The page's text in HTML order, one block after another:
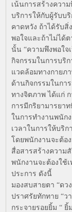
เน้นการสร้างควา
บริการให้กับผู้รับบ
คาดหวัง ถ้าได้รับสิ่
พอใจและถ้าไม่ได้
นั้น “ความพึงพอใจ
กิจกรรมในการบริ
แวดล้อมทางกายภ
ด้านกิจกรรมในกา
ทางจิตภาพ ได้แก่
การมีกริยามารยา
ในการทำงานพนัก
เวลาในการให้บริ
โดยพนักงานจะต้อ
สื่อสารสร้างความ
พนักงานจะต้องใช้
ประการ ดังนี้
มองสบสายตา “ดว
ปราศรัยทักทาย “ว
กระจายรอยยิ้ม “ ยิ้